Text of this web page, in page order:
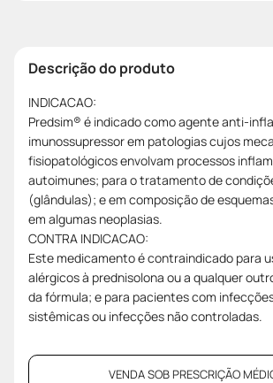
Descrição do produto
INDICACAO:
Predsim® é indicado como agente anti-
imunossupressor em patologias cujos
fisiopatológicos envolvam processos
autoimunes; para o tratamento de
(glândulas); e em composição de
em algumas neoplasias.
CONTRA INDICACAO:
Este medicamento é contraindicado para
alérgicos à prednisolona ou a qualquer
da fórmula; e para pacientes com
sistêmicas ou infecções não controladas.
VENDA SOB PRESCRIÇÃO